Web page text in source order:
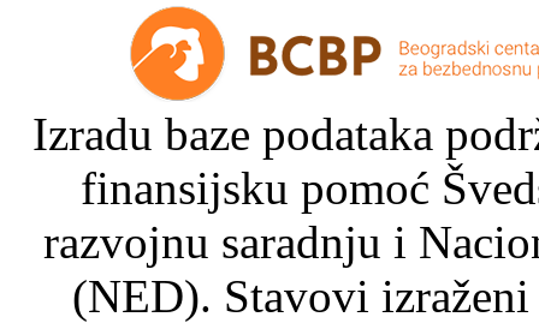
Izradu baze podataka
finansijsku pomoć
razvojnu saradnju i
(NED). Stavovi